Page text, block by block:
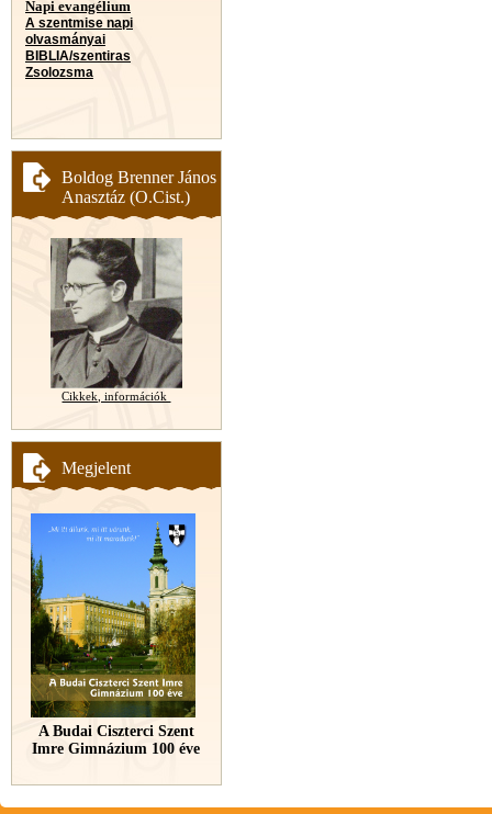
Napi evangélium
A szentmise napi
olvasmányai
BIBLIA/szentiras
Zsolozsma
Boldog Brenner János
Anasztáz (O.Cist.)
Cikkek, információk
Megjelent
A Budai Ciszterci Szent
Imre Gimnázium 100 éve